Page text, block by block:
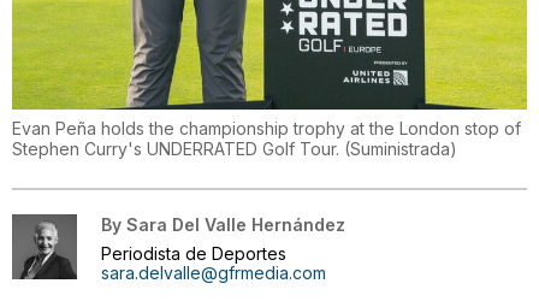
Evan Peña holds the championship trophy at the London stop of
Stephen Curry's UNDERRATED Golf Tour. (Suministrada)
By Sara Del Valle Hernández
Periodista de Deportes
sara.delvalle@gfrmedia.com